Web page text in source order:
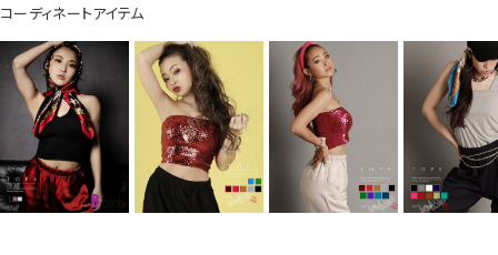
コーディネートアイテム